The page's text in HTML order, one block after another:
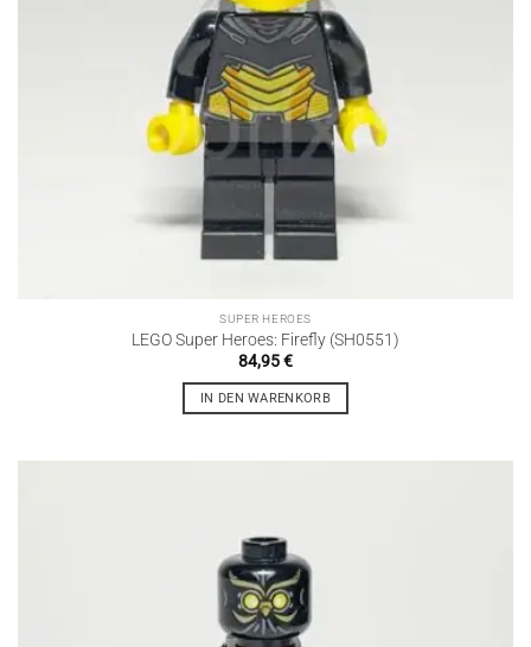
SUPER HEROES
LEGO Super Heroes: Firefly (SH0551)
84,95€
IN DEN WARENKORB